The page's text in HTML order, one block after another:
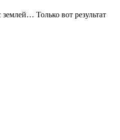
Только вот результат